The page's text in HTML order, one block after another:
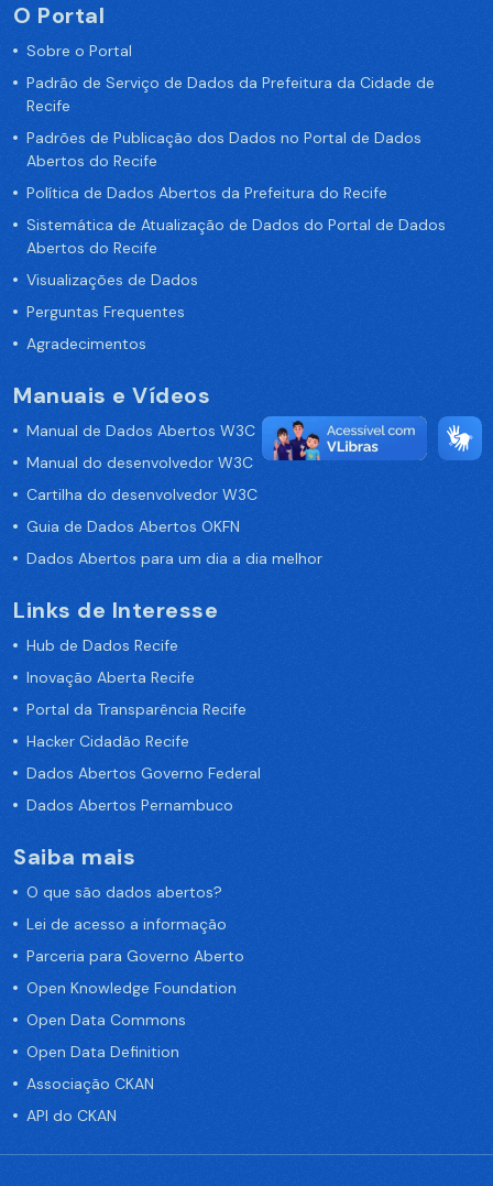
O Portal
Sobre o Portal
Padrão de Serviço de Dados da Prefeitura da Cidade de
Recife
Padrões de Publicação dos Dados no Portal de Dados
Abertos do Recife
Política de Dados Abertos da Prefeitura do Recife
Sistemática de Atualização de Dados do Portal de Dados
Abertos do Recife
Visualizações de Dados
Perguntas Frequentes
Agradecimentos
Manuais e Vídeos
Manual de Dados Abertos W3C
Manual do desenvolvedor W3C
Cartilha do desenvolvedor W3C
Guia de Dados Abertos OKFN
Dados Abertos para um dia a dia melhor
Links de Interesse
Hub de Dados Recife
Inovação Aberta Recife
Portal da Transparência Recife
Hacker Cidadão Recife
Dados Abertos Governo Federal
Dados Abertos Pernambuco
Saiba mais
O que são dados abertos?
Lei de acesso a informação
Parceria para Governo Aberto
Open Knowledge Foundation
Open Data Commons
Open Data Definition
Associação CKAN
API do CKAN